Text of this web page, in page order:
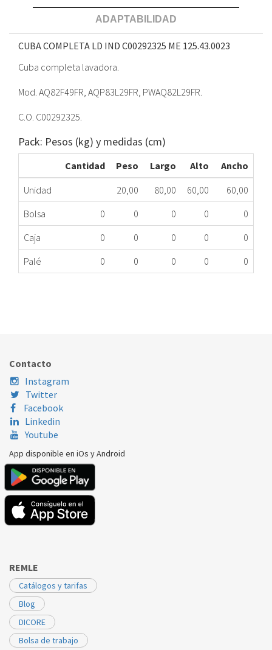
ADAPTABILIDAD
CUBA COMPLETA LD IND C00292325 ME 125.43.0023
Cuba completa lavadora.
Mod. AQ82F49FR, AQP83L29FR, PWAQ82L29FR.
C.O. C00292325.
Pack: Pesos (kg) y medidas (cm)
Cantidad Peso Largo Alto
Ancho
Unidad
20,00 80,00 60,00
60,00
Bolsa
0 0 0 0
0
Caja
0 0 0 0
0
Palé
0 0 0 0 0
INDESIT
INDESIT
Contacto
Instagram
Twitter
Facebook
Linkedin
Youtube
App disponible en iOs y Android
REMLE
Catálogos y tarifas
Blog
DICORE
Bolsa de trabajo